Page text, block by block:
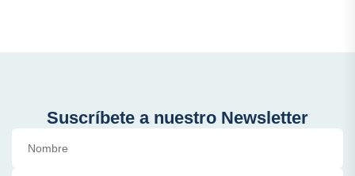
Suscríbete a nuestro Newsletter